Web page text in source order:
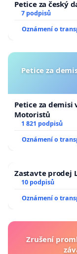
Petice za český
7 podpisů
Oznámení o
Petice za
Petice za demisi
Motoristů
1 821 podpisů
Oznámení o
Zastavte prodej
10 podpisů
Oznámení o
Zrušení